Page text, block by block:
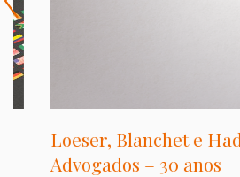
Loeser, Blanchet e Hadad
Advogados – 30 anos